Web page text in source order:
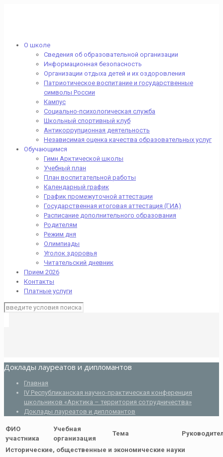
О школе
Сведения об образовательной организации
Информационная безопасность
Организации отдыха детей и их оздоровления
Патриотическое воспитание и государственные
символы России
Кампус
Социально-психологическая служба
Школьный спортивный клуб
Антикоррупционная деятельность
Независимая оценка качества образовательных услуг
Обучающимся
Гимн Арктической школы
Учебный план
План воспитательной работы
Календарный график
График промежуточной аттестации
Государственная итоговая аттестация (ГИА)
Расписание дополнительного образования
Родителям
Режим дня
Олимпиады
Уголок здоровья
Читательский дневник
Прием 2026
Контакты
Платные услуги
Доклады лауреатов и дипломантов
Главная
IV Республиканская научно-практическая конференция
школьников «Арктика – территория сотрудничества»
Доклады лауреатов и дипломантов
ФИО
участника
Учебная
организация
Тема
Исторические, общественные и экономические науки